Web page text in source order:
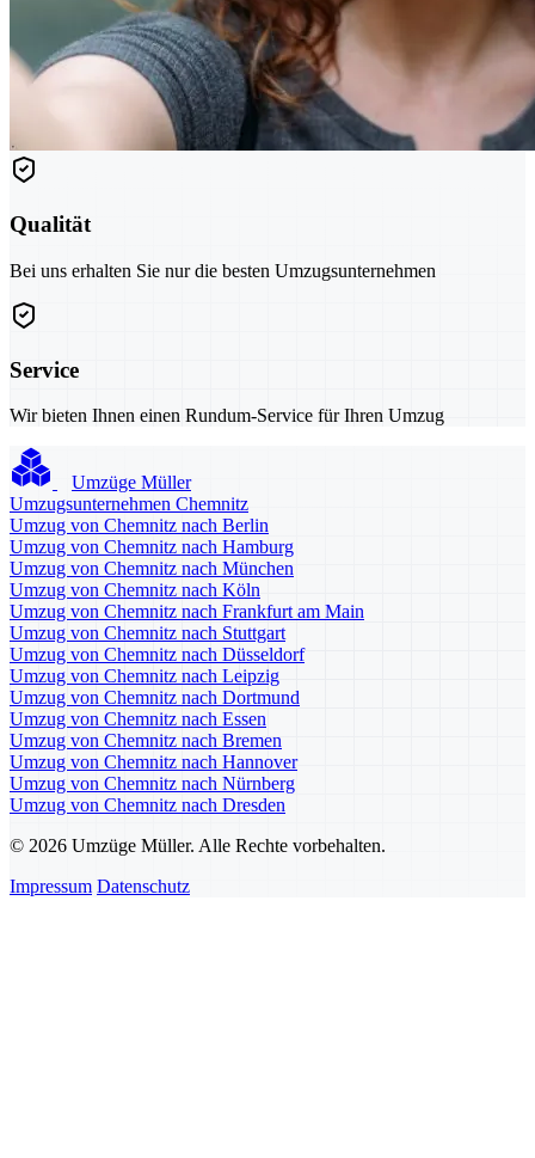
Qualität
Bei uns erhalten Sie nur die besten Umzugsunternehmen
Service
Wir bieten Ihnen einen Rundum-Service für Ihren Umzug
Umzüge Müller
Umzugsunternehmen Chemnitz
Umzug von Chemnitz nach Berlin
Umzug von Chemnitz nach Hamburg
Umzug von Chemnitz nach München
Umzug von Chemnitz nach Köln
Umzug von Chemnitz nach Frankfurt am Main
Umzug von Chemnitz nach Stuttgart
Umzug von Chemnitz nach Düsseldorf
Umzug von Chemnitz nach Leipzig
Umzug von Chemnitz nach Dortmund
Umzug von Chemnitz nach Essen
Umzug von Chemnitz nach Bremen
Umzug von Chemnitz nach Hannover
Umzug von Chemnitz nach Nürnberg
Umzug von Chemnitz nach Dresden
© 2026 Umzüge Müller. Alle Rechte vorbehalten.
Impressum Datenschutz